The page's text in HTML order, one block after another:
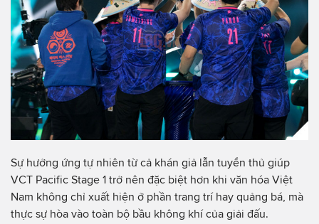
Sự hưởng ứng tự nhiên từ cả khán giả lẫn tuyển thủ giúp
VCT Pacific Stage 1 trở nên đặc biệt hơn khi văn hóa Việt
Nam không chỉ xuất hiện ở phần trang trí hay quảng bá, mà
thực sự hòa vào toàn bộ bầu không khí của giải đấu.